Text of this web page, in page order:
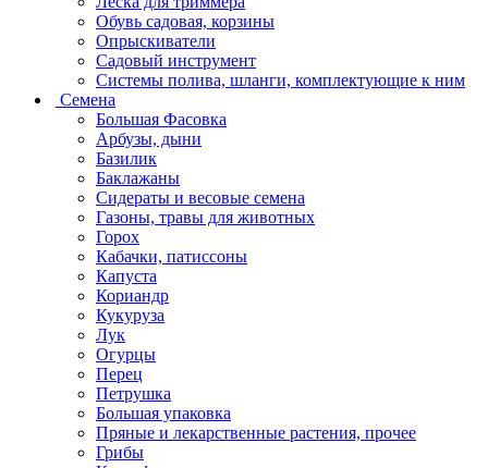
Обувь садовая, корзины
Опрыскиватели
Садовый инструмент
Системы полива, шланги, комплектующие к ним
Семена
Большая Фасовка
Арбузы, дыни
Базилик
Баклажаны
Сидераты и весовые семена
Газоны, травы для животных
Горох
Кабачки, патиссоны
Капуста
Кориандр
Кукуруза
Лук
Огурцы
Перец
Петрушка
Большая упаковка
Пряные и лекарственные растения, прочее
Грибы